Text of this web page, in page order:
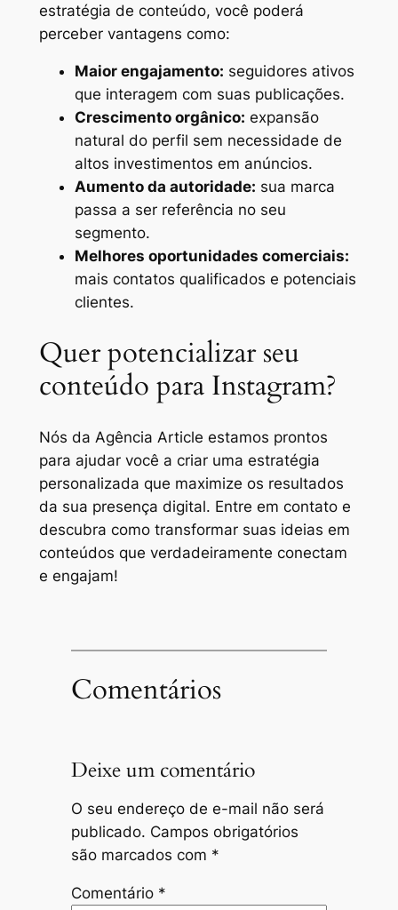
estratégia de conteúdo, você poderá
perceber vantagens como:
Maior engajamento: seguidores ativos
que interagem com suas publicações.
Crescimento orgânico: expansão
natural do perfil sem necessidade de
altos investimentos em anúncios.
Aumento da autoridade: sua marca
passa a ser referência no seu
segmento.
Melhores oportunidades comerciais:
mais contatos qualificados e potenciais
clientes.
Quer potencializar seu
conteúdo para Instagram?
Nós da Agência Article estamos prontos
para ajudar você a criar uma estratégia
personalizada que maximize os resultados
da sua presença digital. Entre em contato e
descubra como transformar suas ideias em
conteúdos que verdadeiramente conectam
e engajam!
Comentários
Deixe um comentário
O seu endereço de e-mail não será
publicado. Campos obrigatórios
são marcados com *
Comentário *